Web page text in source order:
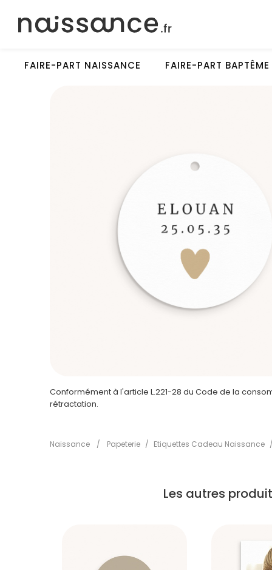
FAIRE-PART NAISSANCE FAIRE-PART BAPTÊME
Naissance / Papeterie / Etiquettes Cadeau Naissance /
Conformément à l'article L.221-28 du Code de la
rétractation.
Les autres